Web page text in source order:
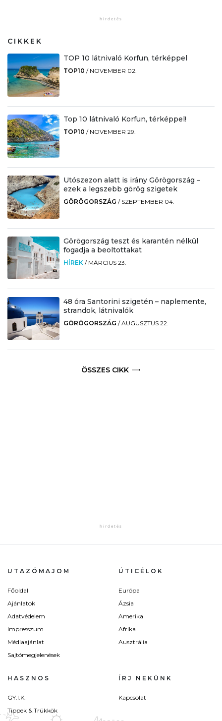
CIKKEK
TOP 10 látnivaló Korfun, térképpel
TOP10 / NOVEMBER 02.
Top 10 látnivaló Korfun, térképpel!
TOP10 / NOVEMBER 29.
Utószezon alatt is irány Görögország –
ezek a legszebb görög szigetek
GÖRÖGORSZÁG / SZEPTEMBER 04.
Görögország teszt és karantén nélkül
fogadja a beoltottakat
HÍREK / MÁRCIUS 23.
48 óra Santorini szigetén – naplemente,
strandok, látnivalók
GÖRÖGORSZÁG /AUGUSZTUS 22.
ÖSSZES CIKK
UTAZÓMAJOM
Főoldal
Ajánlatok
Adatvédelem
Impresszum
Médiaajánlat
Sajtómegjelenések
ÚTICÉLOK
Európa
Ázsia
Amerika
Afrika
Ausztrália
HASZNOS
GY.I.K.
Tippek & Trükkök
ÍRJ NEKÜNK
Kapcsolat